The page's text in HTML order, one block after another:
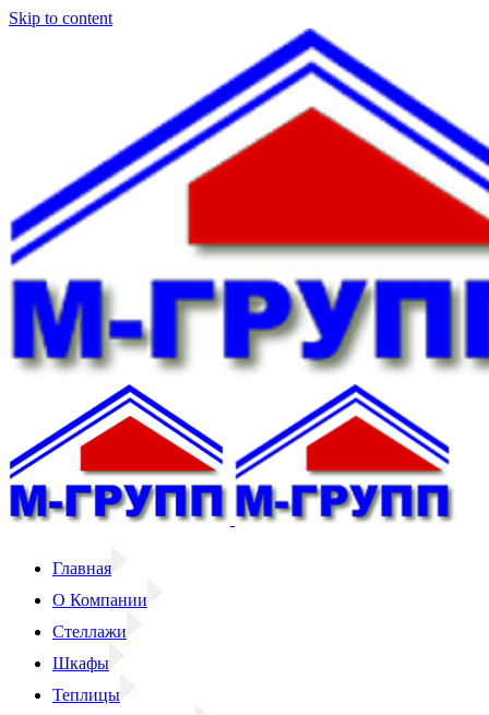
Skip to content
Главная
О Компании
Стеллажи
Шкафы
Теплицы